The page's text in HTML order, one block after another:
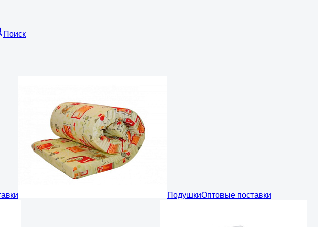
Поиск
ПодушкиОптовые поставки